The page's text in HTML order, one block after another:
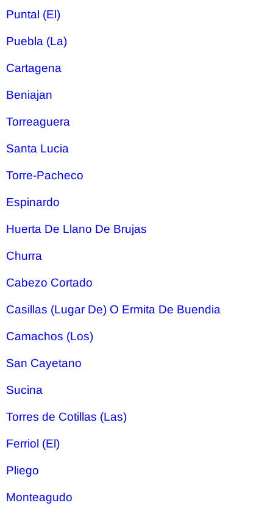
Puntal (El)
Puebla (La)
Cartagena
Beniajan
Torreaguera
Santa Lucia
Torre-Pacheco
Espinardo
Huerta De Llano De Brujas
Churra
Cabezo Cortado
Casillas (Lugar De) O Ermita De Buendia
Camachos (Los)
San Cayetano
Sucina
Torres de Cotillas (Las)
Ferriol (El)
Pliego
Monteagudo